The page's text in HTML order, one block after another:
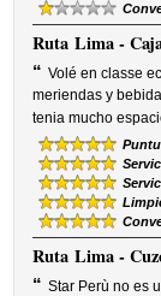
RutaLima -
“ Volé en classe
meriendas y
tenia mucho
RutaLima -
“ Star Perù no es